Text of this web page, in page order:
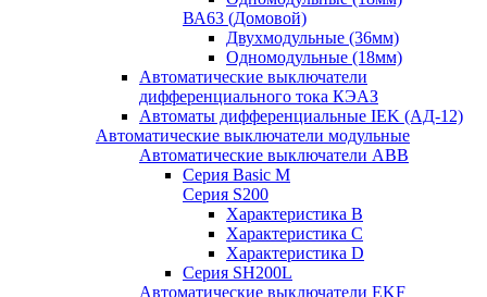
ВА63 (Домовой)
Двухмодульные (36мм)
Одномодульные (18мм)
Автоматические выключатели
дифференциального тока КЭАЗ
Автоматы дифференциальные IEK (АД-12)
Автоматические выключатели модульные
Автоматические выключатели ABB
Серия Basic M
Серия S200
Характеристика B
Характеристика C
Характеристика D
Серия SH200L
Автоматические выключатели EKF